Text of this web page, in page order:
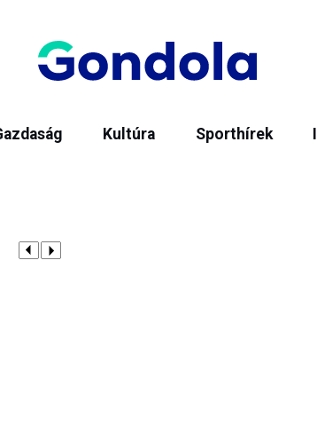
Kultúra Sporthírek